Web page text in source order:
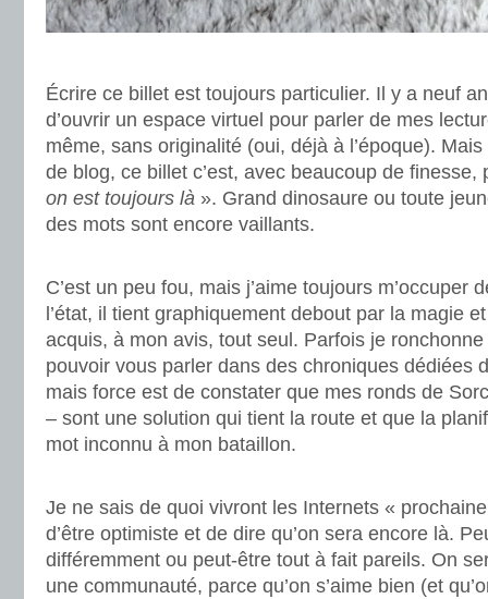
Écrire ce billet est toujours particulier. Il y a neuf
d’ouvrir un espace virtuel pour parler de mes
même, sans originalité (oui, déjà à l’époque).
de blog, ce billet c’est, avec beaucoup de
on est toujours là ». Grand dinosaure ou toute
des mots sont encore vaillants.
C’est un peu fou, mais j’aime toujours m’occuper
l’état, il tient graphiquement debout par la magie
acquis, à mon avis, tout seul. Parfois je ronchonne
pouvoir vous parler dans des chroniques dédiées
mais force est de constater que mes ronds de
– sont une solution qui tient la route et que la
mot inconnu à mon bataillon.
Je ne sais de quoi vivront les Internets «
d’être optimiste et de dire qu’on sera encore là.
différemment ou peut-être tout à fait pareils. On
une communauté, parce qu’on s’aime bien (et